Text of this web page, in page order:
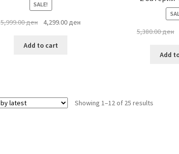
SALE!
5,999.00ден
Original
was:
4,299.00ден
Add to cart
5,380.00ден
Add
Showing 1–12 of 25 results